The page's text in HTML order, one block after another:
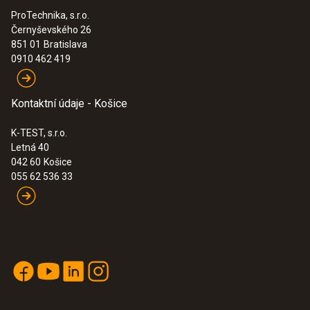
ProTechnika, s.r.o.
Černyševského 26
851 01 Bratislava
0910 462 419
Kontaktní údaje - Košice
K-TEST, s.r.o.
Letná 40
042 60 Košice
055 62 536 33